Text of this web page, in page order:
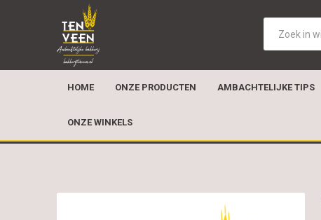
HOME ONZE PRODUCTEN AMBACHTELIJKE TIPS
ONZE WINKELS